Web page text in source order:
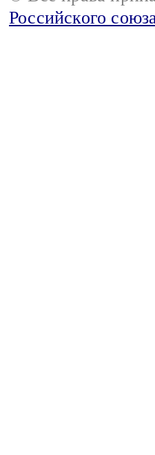
Российского